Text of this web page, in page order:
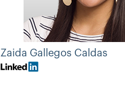
Zaida Gallegos Caldas